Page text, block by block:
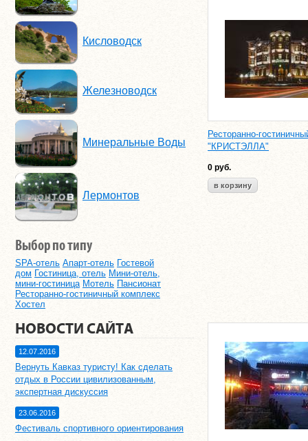
Ресторанно-
"КРИСТЭЛЛА"
0 руб.
Кисловодск
Железноводск
Минеральные Воды
Лермонтов
Выбор по типу
SPA-отель Апарт-отель Гостевой
дом Гостиница, отель Мини-отель,
мини-гостиница Мотель Пансионат
Ресторанно-гостиничный комплекс
Хостел
НОВОСТИ САЙТА
12.07.2016
Вернуть Кавказ туристу! Как сделать
отдых в России цивилизованным,
экспертная дискуссия
23.06.2016
Фестиваль спортивного ориентирования